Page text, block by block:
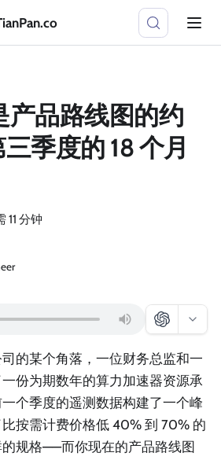
产品路线图的约
季度的 18 个月
11 分钟
的某个角落，一位财务总监和一
份为期数年的算力加速器资源承
个季度的遥测数据构建了一个峰
按需计费价格低 40% 到 70% 的
规格——而你现在的产品路线图